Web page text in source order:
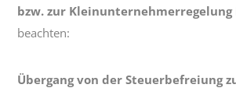
bzw. zur Kleinunternehmerregelung
beachten:
Übergang von der Steuerbefreiung